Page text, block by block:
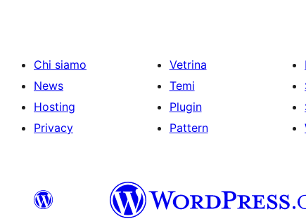
Chi siamo
News
Hosting
Privacy
Vetrina
Temi
Plugin
Pattern